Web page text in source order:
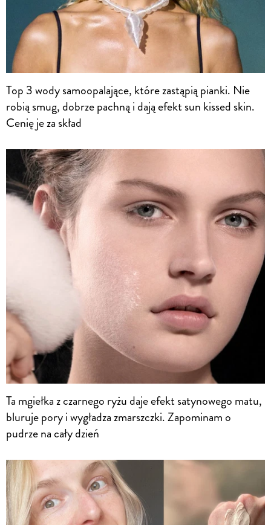
Top 3 wody samoopalające, które zastąpią pianki. Nie
robią smug, dobrze pachną i dają efekt sun kissed skin.
Cenię je za skład
Ta mgiełka z czarnego ryżu daje efekt satynowego matu,
bluruje pory i wygładza zmarszczki. Zapominam o
pudrze na cały dzień